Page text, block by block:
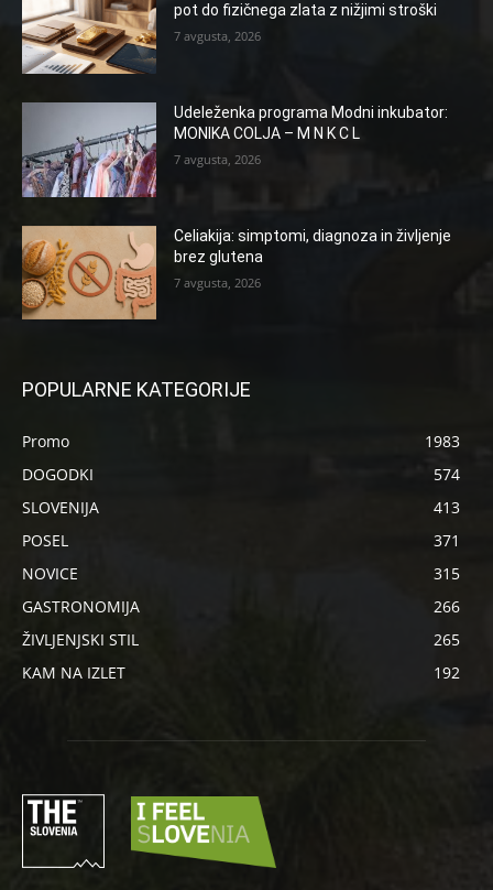
pot do fizičnega zlata z nižjimi stroški
7 avgusta, 2026
Udeleženka programa Modni inkubator:
MONIKA COLJA – M N K C L
7 avgusta, 2026
Celiakija: simptomi, diagnoza in življenje
brez glutena
7 avgusta, 2026
POPULARNE KATEGORIJE
Promo
1983
DOGODKI
574
SLOVENIJA
413
POSEL
371
NOVICE
315
GASTRONOMIJA
266
ŽIVLJENJSKI STIL
265
KAM NA IZLET
192